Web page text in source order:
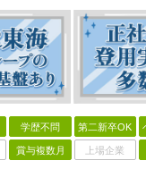
学歴不問 第二新卒OK
賞与複数月 上場企業